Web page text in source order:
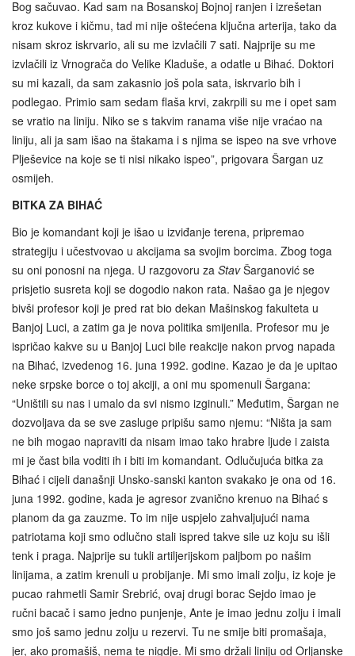
Bog sačuvao. Kad sam na Bosanskoj Bojnoj ranjen i izrešetan
kroz kukove i kičmu, tad mi nije oštećena ključna arterija, tako da
nisam skroz iskrvario, ali su me izvlačili 7 sati. Najprije su me
izvlačili iz Vrnograča do Velike Kladuše, a odatle u Bihać. Doktori
su mi kazali, da sam zakasnio još pola sata, iskrvario bih i
podlegao. Primio sam sedam flaša krvi, zakrpili su me i opet sam
se vratio na liniju. Niko se s takvim ranama više nije vraćao na
liniju, ali ja sam išao na štakama i s njima se ispeo na sve vrhove
Plješevice na koje se ti nisi nikako ispeo”, prigovara Šargan uz
osmijeh.
BITKA ZA BIHAĆ
Bio je komandant koji je išao u izviđanje terena, pripremao
strategiju i učestvovao u akcijama sa svojim borcima. Zbog toga
su oni ponosni na njega. U razgovoru za StavŠarganović se
prisjetio susreta koji se dogodio nakon rata. Našao ga je njegov
bivši profesor koji je pred rat bio dekan Mašinskog fakulteta u
Banjoj Luci, a zatim ga je nova politika smijenila. Profesor mu je
ispričao kakve su u Banjoj Luci bile reakcije nakon prvog napada
na Bihać, izvedenog 16. juna 1992. godine. Kazao je da je upitao
neke srpske borce o toj akciji, a oni mu spomenuli Šargana:
“Uništili su nas i umalo da svi nismo izginuli.” Međutim, Šargan ne
dozvoljava da se sve zasluge pripišu samo njemu: “Ništa ja sam
ne bih mogao napraviti da nisam imao tako hrabre ljude i zaista
mi je čast bila voditi ih i biti im komandant. Odlučujuća bitka za
Bihać i cijeli današnji Unsko-sanski kanton svakako je ona od 16.
juna 1992. godine, kada je agresor zvanično krenuo na Bihać s
planom da ga zauzme. To im nije uspjelo zahvaljujući nama
patriotama koji smo odlučno stali ispred takve sile uz koju su išli
tenk i praga. Najprije su tukli artiljerijskom paljbom po našim
linijama, a zatim krenuli u probijanje. Mi smo imali zolju, iz koje je
pucao rahmetli Samir Srebrić, ovaj drugi borac Sejdo imao je
ručni bacač i samo jedno punjenje, Ante je imao jednu zolju i imali
smo još samo jednu zolju u rezervi. Tu ne smije biti promašaja,
jer, ako promašiš, nema te nigdje. Mi smo držali liniju od Orljanske